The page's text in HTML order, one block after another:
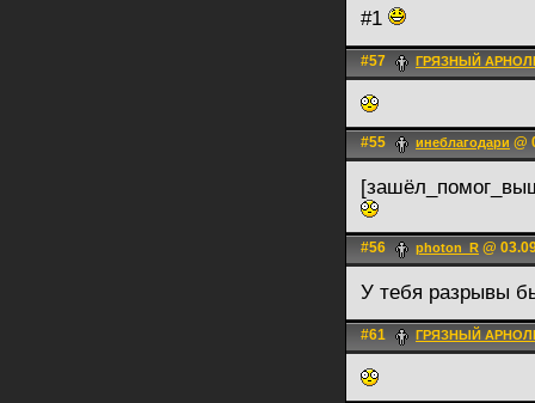
#1
#57 ГРЯЗНЫЙ
#55 инеблагодари @
#56 photon_R @
У тебя разрывы
#61 ГРЯЗНЫЙ